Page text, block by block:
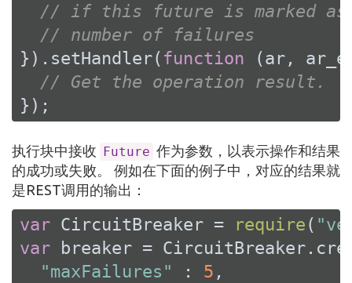
// if this future is marked as
// number of failures
}).setHandler( function (ar,
// Get the operation result.
});
执行块中接收 Future 作为参数，以表示操作和结果
的成功或失败。 例如在下面的例子中，对应的结果就
是REST调用的输出：
var CircuitBreaker = require (
var breaker =
"maxFailures"
: 5 ,